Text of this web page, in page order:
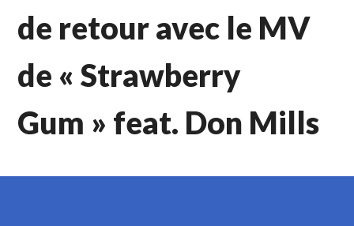
de retour avec le MV
de « Strawberry
Gum » feat. Don Mills